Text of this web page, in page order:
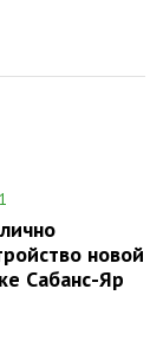
новой
Сабанс-Яр